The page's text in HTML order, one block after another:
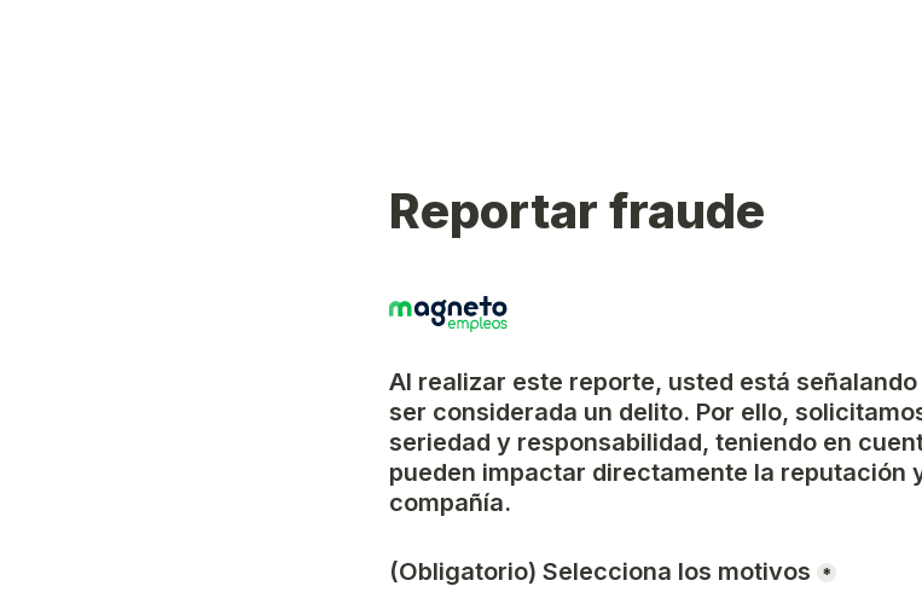
Reportar fraude
Al realizar este reporte, usted está
ser considerada un delito. Por ello,
seriedad y responsabilidad, teniendo en
pueden impactar directamente la reputación
compañía.
(Obligatorio) Selecciona los motivos *